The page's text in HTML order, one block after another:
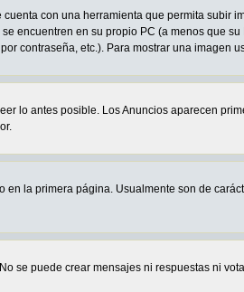
con una herramienta que permita
encuentren en su propio PC (a menos que
contraseña, etc.). Para mostrar una imagen
lo antes posible. Los Anuncios aparecen
la primera página. Usualmente son de
se puede crear mensajes ni respuestas ni